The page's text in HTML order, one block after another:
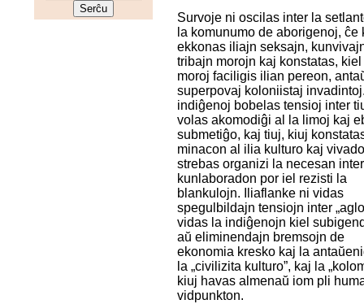
Survoje ni oscilas inter la
la komunumo de aborigenoj, ĉe
ekkonas iliajn seksajn,
tribajn morojn kaj konstatas,
moroj faciligis ilian pereon,
superpovaj koloniistaj
indiĝenoj bobelas tensioj inter
volas akomodiĝi al la limoj kaj
submetiĝo, kaj tiuj, kiuj
minacon al ilia kulturo kaj
strebas organizi la necesan
kunlaboradon por iel rezisti la
blankulojn. Iliaflanke ni vidas
spegulbildajn tensiojn inter
vidas la indiĝenojn kiel
aŭ eliminendajn bremsojn de
ekonomia kresko kaj la
la „civilizita kulturo”, kaj la
kiuj havas almenaŭ iom pli
vidpunkton.